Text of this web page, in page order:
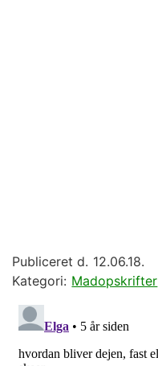
Publiceret d. 12.06.18.
Kategori: Madopskrifter